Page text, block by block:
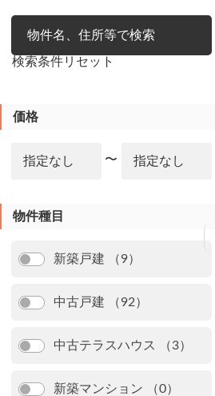
検索条件リセット
価格
〜
物件種目
新築戸建 （9）
中古戸建 （92）
中古テラスハウス （3）
新築マンション （0）